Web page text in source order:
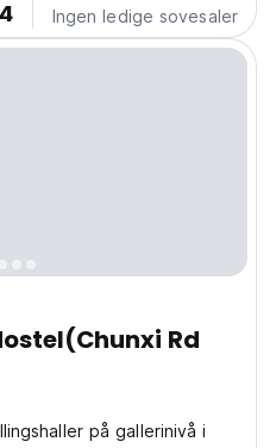
Ingen ledige sovesaler
Rd
på gallerinivå i